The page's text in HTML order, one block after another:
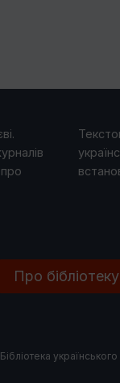
Про бібліотеку